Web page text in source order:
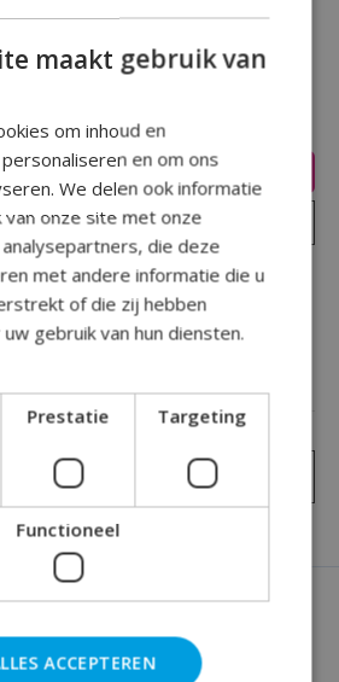
winkel controleren
aan winkelwagen
bestelling
Je beoordeling toevoegen
maakt gebruik van
om inhoud en
en om ons
We delen ook informatie
van onze site met onze
die deze
met andere informatie die u
of die zij hebben
gebruik van hun diensten.
Prestatie Targeting
Functioneel
ACCEPTEREN